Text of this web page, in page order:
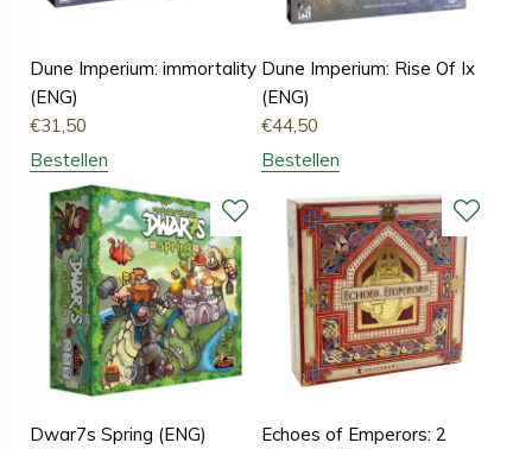
Dune Imperium: immortality
(ENG)
€31,50
Bestellen
Dune Imperium: Rise Of Ix
(ENG)
€44,50
Bestellen
Dwar7s Spring (ENG)
Echoes of Emperors: 2